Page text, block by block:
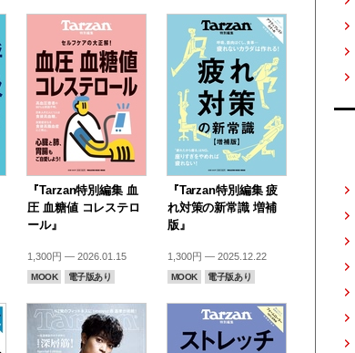
『Tarzan特別編集 血
圧 血糖値 コレステロ
ール』
1,300円 — 2026.01.15
MOOK 電子版あり
『Tarzan特別編集 疲
れ対策の新常識 増補
版』
1,300円 — 2025.12.22
MOOK 電子版あり